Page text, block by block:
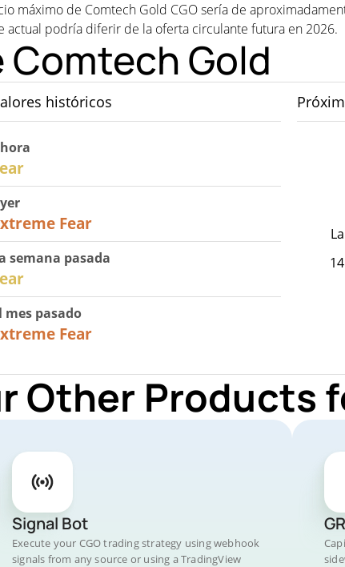
máximo de Comtech Gold CGO sería de
actual podría diferir de la oferta circulante futura en 2026.
Gold
históricos
Fear
semana pasada
mes pasado
Fear
Other Products
Signal Bot
Execute your CGO trading strategy using webhook
signals from any source or using a TradingView